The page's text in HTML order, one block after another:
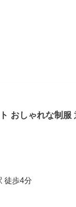
おしゃれな制服
徒歩4分